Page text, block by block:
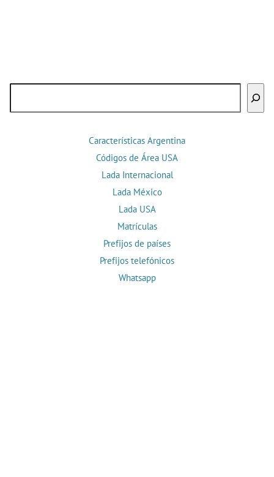
Características Argentina
Códigos de Área USA
Lada Internacional
Lada México
Lada USA
Matrículas
Prefijos de países
Prefijos telefónicos
Whatsapp